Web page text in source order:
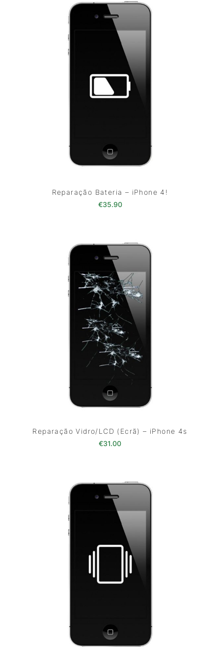
Reparação Bateria – iPhone 4!
€35.90
Reparação Vidro/LCD (Ecrã) – iPhone 4s
€31.00